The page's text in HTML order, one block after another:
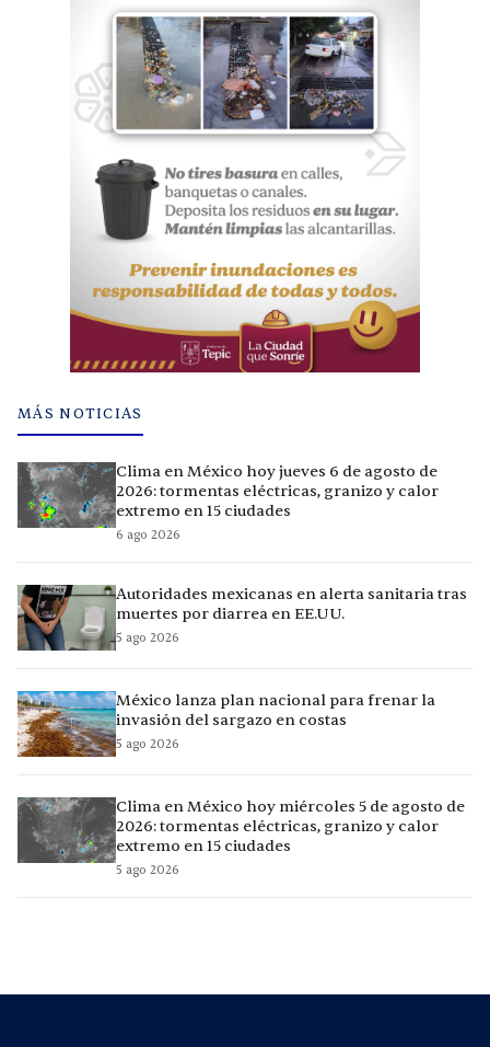
MÁS NOTICIAS
Clima en México hoy jueves 6 de agosto de
2026: tormentas eléctricas, granizo y calor
extremo en 15 ciudades
6 ago 2026
Autoridades mexicanas en alerta sanitaria tras
muertes por diarrea en EE.UU.
5 ago 2026
México lanza plan nacional para frenar la
invasión del sargazo en costas
5 ago 2026
Clima en México hoy miércoles 5 de agosto de
2026: tormentas eléctricas, granizo y calor
extremo en 15 ciudades
5 ago 2026